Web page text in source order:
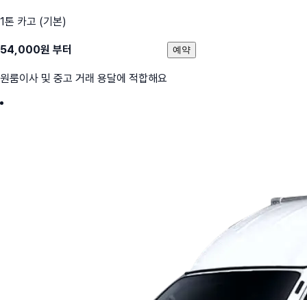
1톤 카고 (기본)
54,000원 부터
원룸이사 및 중고 거래 용달에 적합해요
예약